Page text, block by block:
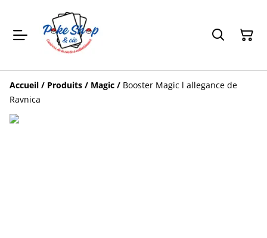
Accueil / Produits / Magic / Booster Magic l allegance de
Ravnica